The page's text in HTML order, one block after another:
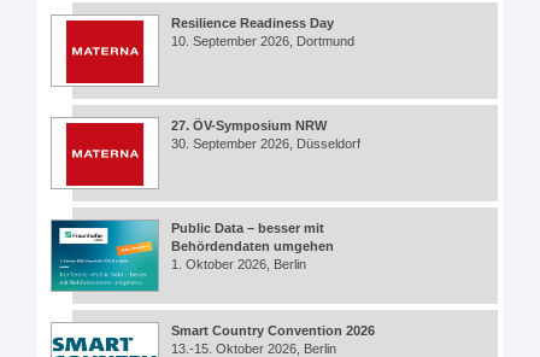
Resilience Readiness Day
10. September 2026, Dortmund
27. ÖV-Symposium NRW
30. September 2026, Düsseldorf
Public Data – besser mit
Behördendaten umgehen
1. Oktober 2026, Berlin
Smart Country Convention 2026
13.-15. Oktober 2026, Berlin